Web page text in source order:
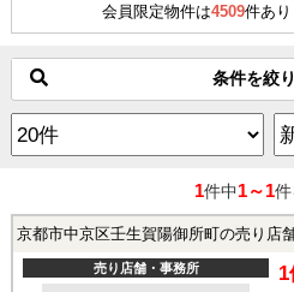
会員限定物件は4509件あ
条件を絞
1件中1～1
京都市中京区壬生賀陽御所町の売り店
売り店舗・事務所 1